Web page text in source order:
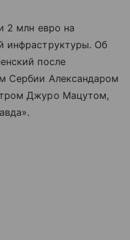
2 млн евро на
инфраструктуры. Об
после
Сербии Александаром
Джуро Мацутом,